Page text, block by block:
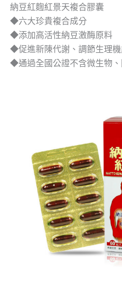
納豆紅麴紅景天複合膠囊
◆六大珍貴複合成分
◆添加高活性納豆激酶原料
◆促進新陳代謝、調節生理
◆通過全國公證不含微生物